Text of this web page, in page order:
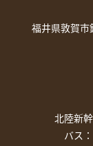
福井県敦賀市
北陸新
バス